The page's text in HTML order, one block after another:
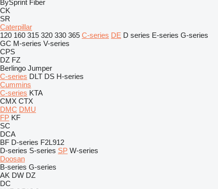
BySprint Fiber
CK
SR
Caterpillar
120 160 315 320 330 365 C-series DE D series E-series G-series
GC M-series V-series
CPS
DZ FZ
Berlingo Jumper
C-series DLT DS H-series
Cummins
C-series KTA
CMX CTX
DMC DMU
FP KF
SC
DCA
BF D-series F2L912
D-series S-series SP W-series
Doosan
B-series G-series
AK DW DZ
DC